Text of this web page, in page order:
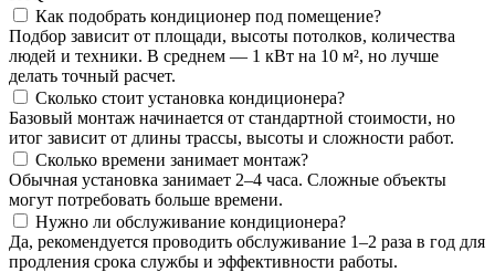
Как подобрать кондиционер под помещение?
Подбор зависит от площади, высоты потолков, количества
людей и техники. В среднем — 1 кВт на 10 м², но лучше
делать точный расчет.
Сколько стоит установка кондиционера?
Базовый монтаж начинается от стандартной стоимости, но
итог зависит от длины трассы, высоты и сложности работ.
Сколько времени занимает монтаж?
Обычная установка занимает 2–4 часа. Сложные объекты
могут потребовать больше времени.
Нужно ли обслуживание кондиционера?
Да, рекомендуется проводить обслуживание 1–2 раза в год для
продления срока службы и эффективности работы.